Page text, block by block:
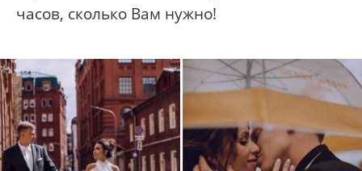
часов, сколько Вам нужно!